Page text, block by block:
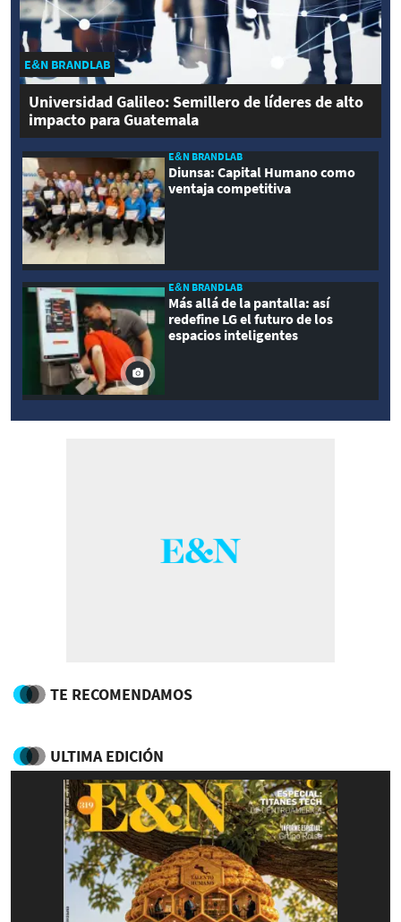
E&N BRANDLAB
Universidad Galileo: Semillero de líderes de alto
impacto para Guatemala
E&N BRANDLAB
Diunsa: Capital Humano como
ventaja competitiva
E&N BRANDLAB
Más allá de la pantalla: así
redefine LG el futuro de los
espacios inteligentes
TE RECOMENDAMOS
ULTIMA EDICIÓN